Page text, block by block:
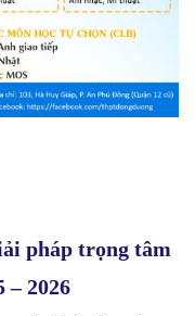
pháp trọng tâm
– 2026